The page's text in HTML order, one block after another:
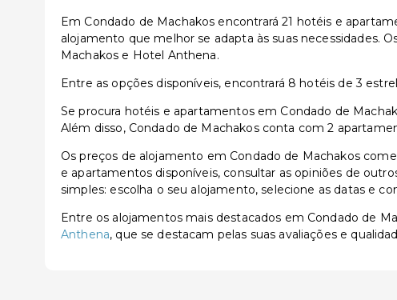
Em Condado de Machakos encontrará 21 hotéis e
alojamento que melhor se adapta às suas necessidades.
Machakos e Hotel Anthena.
Entre as opções disponíveis, encontrará 8 hotéis de 3
Se procura hotéis e apartamentos em Condado de
Além disso, Condado de Machakos conta com 2
Os preços de alojamento em Condado de Machakos
e apartamentos disponíveis, consultar as opiniões de
simples: escolha o seu alojamento, selecione as datas e
Entre os alojamentos mais destacados em Condado de
Anthena, que se destacam pelas suas avaliações e